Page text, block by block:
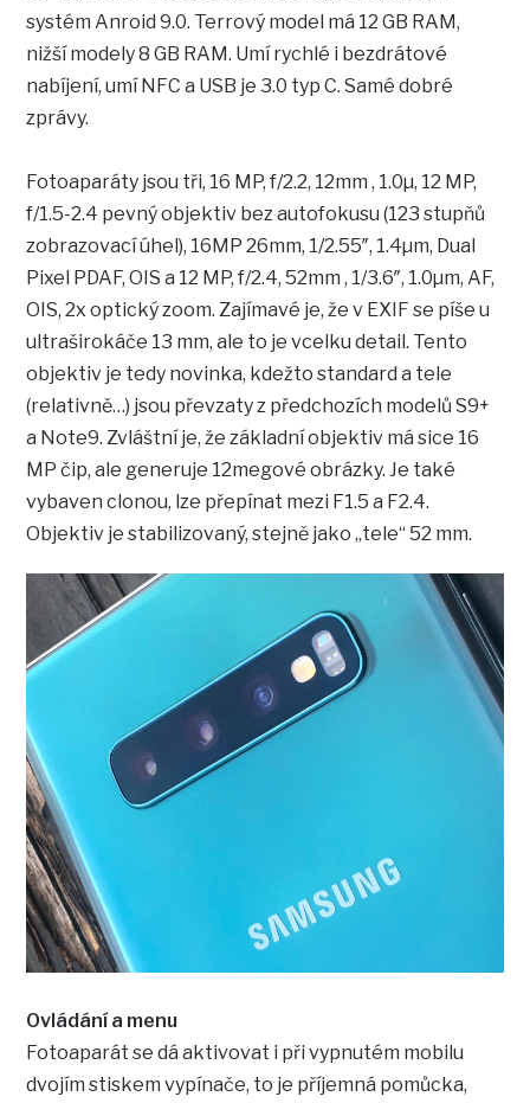
systém Anroid 9.0. Terrový model má 12 GB RAM,
nižší modely 8 GB RAM. Umí rychlé i bezdrátové
nabíjení, umí NFC a USB je 3.0 typ C. Samé dobré
zprávy.
Fotoaparáty jsou tři, 16 MP, f/2.2, 12mm , 1.0µ, 12 MP,
f/1.5-2.4 pevný objektiv bez autofokusu (123 stupňů
zobrazovací úhel), 16MP 26mm, 1/2.55″, 1.4µm, Dual
Pixel PDAF, OIS a 12 MP, f/2.4, 52mm , 1/3.6″, 1.0µm, AF,
OIS, 2x optický zoom. Zajímavé je, že v EXIF se píše u
ultraširokáče 13 mm, ale to je vcelku detail. Tento
objektiv je tedy novinka, kdežto standard a tele
(relativně…) jsou převzaty z předchozích modelů S9+
a Note9. Zvláštní je, že základní objektiv má sice 16
MP čip, ale generuje 12megové obrázky. Je také
vybaven clonou, lze přepínat mezi F1.5 a F2.4.
Objektiv je stabilizovaný, stejně jako „tele“ 52 mm.
Ovládání a menu
Fotoaparát se dá aktivovat i při vypnutém mobilu
dvojím stiskem vypínače, to je příjemná pomůcka,